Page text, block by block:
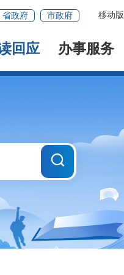
省政府 市政府 移动版
回应 办事服务